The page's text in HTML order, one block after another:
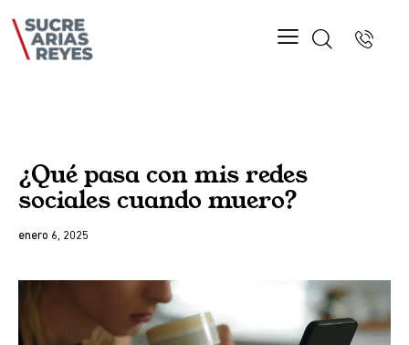
¿Qué pasa con mis redes
sociales cuando muero?
enero 6, 2025